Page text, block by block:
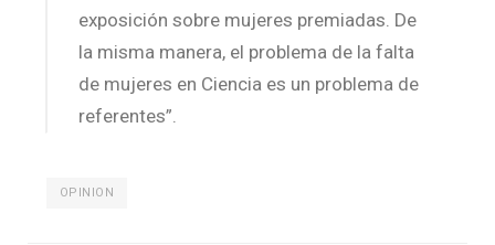
exposición sobre mujeres premiadas. De
la misma manera, el problema de la falta
de mujeres en Ciencia es un problema de
referentes”.
OPINION